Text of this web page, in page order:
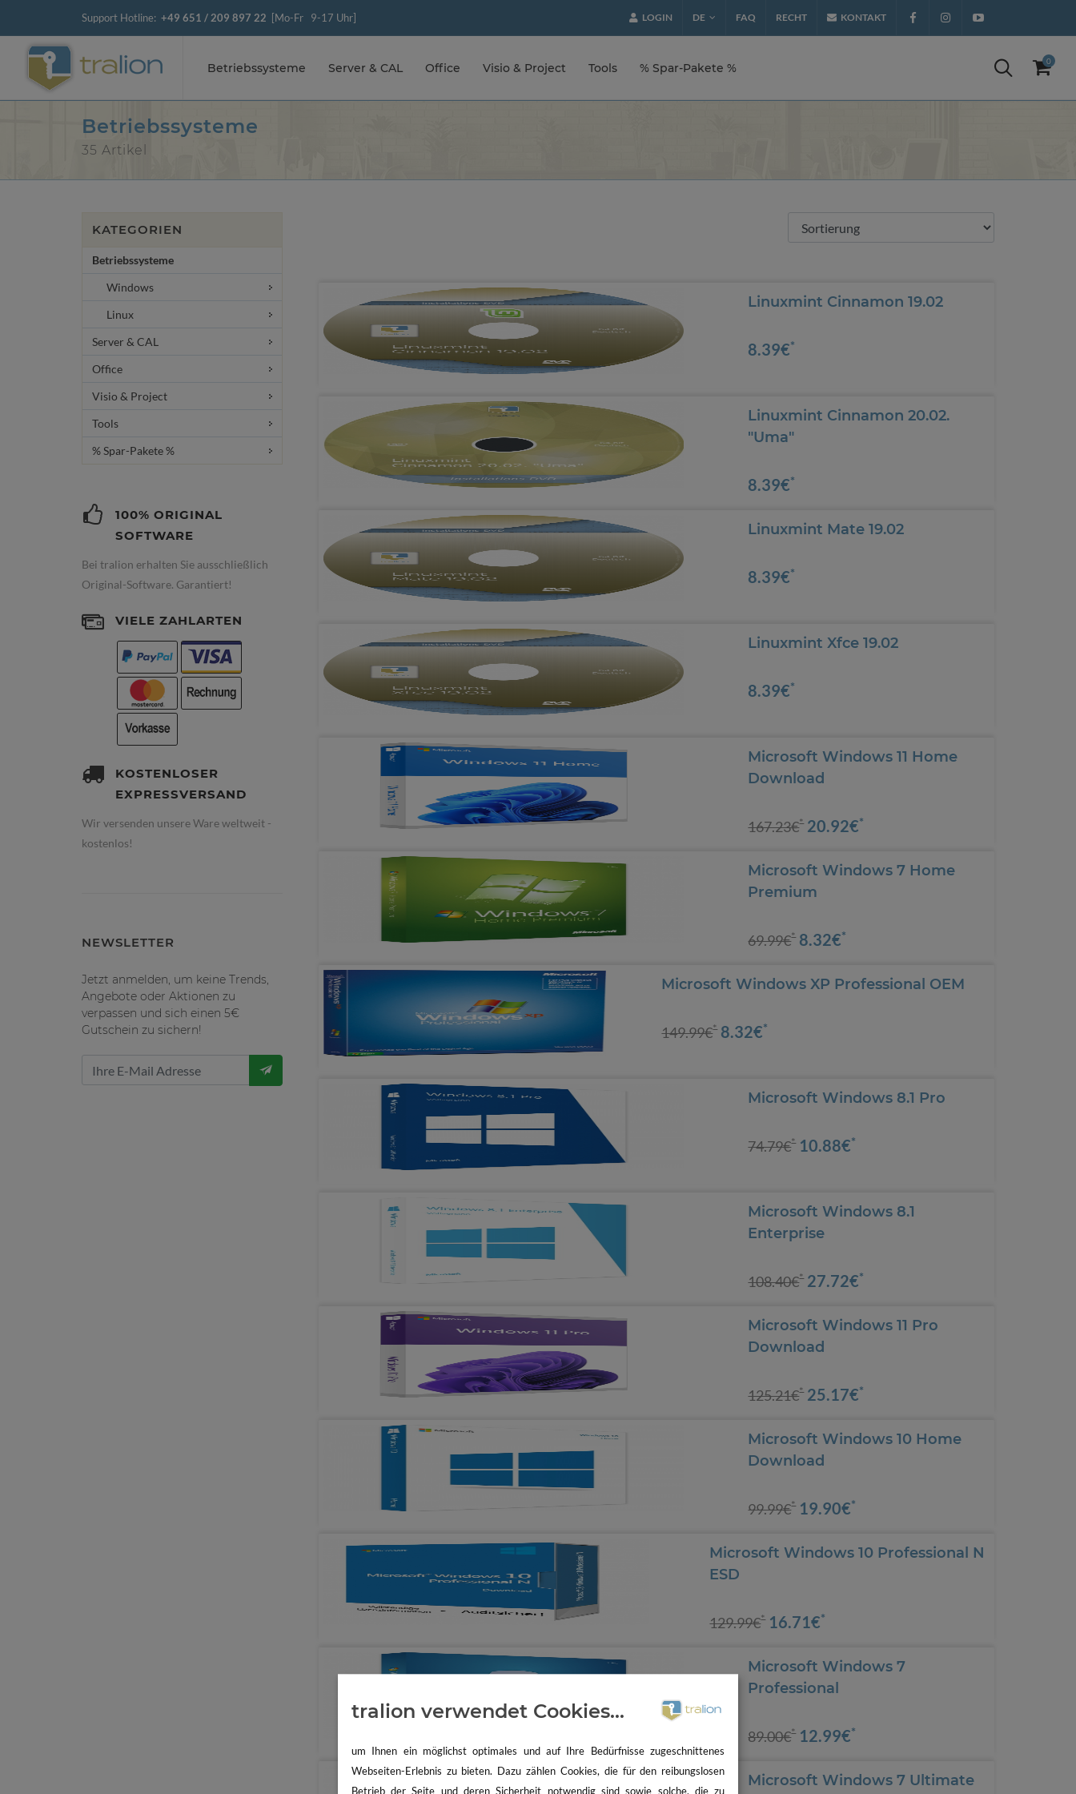
Support Hotline: +49 651 / 209 897 22 [Mo-Fr 9-17 Uhr] LOGIN DE FAQ RECHT KONTAKT
Betriebssysteme Server & CAL Office Visio & Project Tools % Spar-Pakete % 0
Betriebssysteme
35 Artikel
Linuxmint Cinnamon 19.02
8.39€*
Linuxmint Cinnamon 20.02.
"Uma"
8.39€*
Linuxmint Mate 19.02
8.39€*
Linuxmint Xfce 19.02
8.39€*
Microsoft Windows 11 Home
Download
167.23€* 20.92€*
Microsoft Windows 7 Home
Premium
69.99€* 8.32€*
Microsoft Windows XP Professional OEM
149.99€* 8.32€*
Microsoft Windows 8.1 Pro
74.79€* 10.88€*
Microsoft Windows 8.1
Enterprise
108.40€* 27.72€*
Microsoft Windows 11 Pro
Download
125.21€* 25.17€*
Microsoft Windows 10 Home
Download
99.99€* 19.90€*
Microsoft Windows 10 Professional N
ESD
129.99€* 16.71€*
Microsoft Windows 7
Professional
89.00€* 12.99€*
Microsoft Windows 7 Ultimate
KATEGORIEN
Betriebssysteme
Windows
Linux
Server & CAL
Office
Visio & Project
Tools
% Spar-Pakete %
100% ORIGINAL
SOFTWARE
Bei tralion erhalten Sie ausschließlich
Original-Software. Garantiert!
VIELE ZAHLARTEN
KOSTENLOSER
EXPRESSVERSAND
Wir versenden unsere Ware weltweit -
kostenlos!
NEWSLETTER
Jetzt anmelden, um keine Trends,
Angebote oder Aktionen zu
verpassen und sich einen 5€
Gutschein zu sichern!
tralion verwendet Cookies...
um Ihnen ein möglichst optimales und auf Ihre Bedürfnisse zugeschnittenes
Webseiten-Erlebnis zu bieten. Dazu zählen Cookies, die für den reibungslosen
Betrieb der Seite und deren Sicherheit notwendig sind sowie solche, die zu